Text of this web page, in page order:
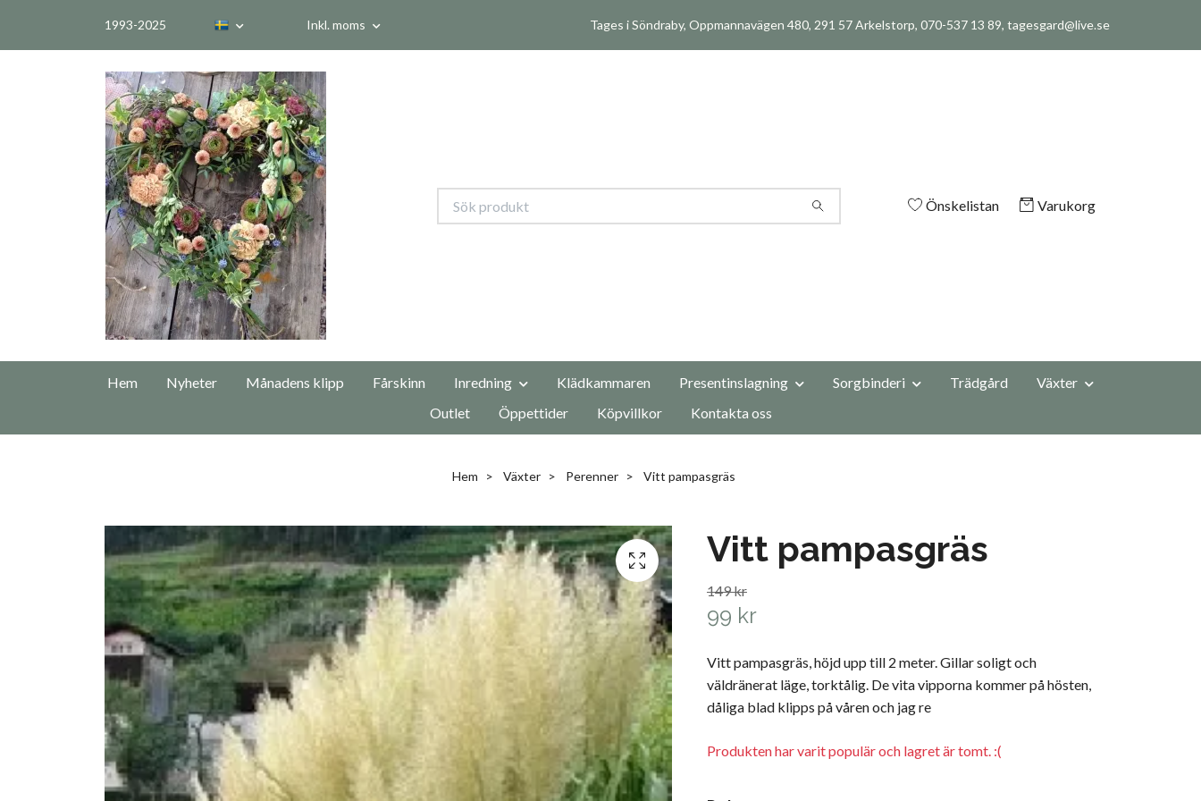
1993-2025 Inkl. moms Tages i Söndraby, Oppmannavägen 480, 291 57 Arkelstorp, 070-537 13 89, tagesgard@live.se
Önskelistan Varukorg
Hem Nyheter Månadens klipp Fårskinn Inredning Klädkammaren Presentinslagning Sorgbinderi Trädgård
Växter
Outlet
Öppettider Köpvillkor Kontakta oss
Hem Växter Perenner Vitt pampasgräs
Vitt pampasgräs
149 kr
99 kr
Vitt pampasgräs, höjd upp till 2 meter. Gillar soligt och
väldränerat läge, torktålig. De vita vipporna kommer på hösten,
dåliga blad klipps på våren och jag re
Produkten har varit populär och lagret är tomt. :(